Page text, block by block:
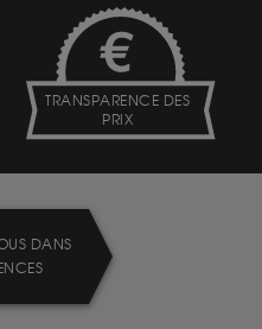
TRANSPARENCE DES
PRIX
DANS